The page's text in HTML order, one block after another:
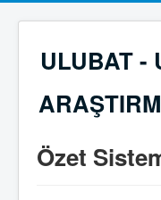
ULUBAT -
Özet